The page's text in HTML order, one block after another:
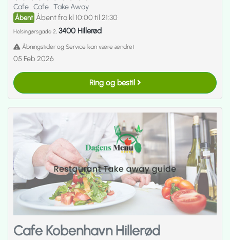
Cafe. Cafe. Take Away
Åbent Åbent fra kl 10:00 til 21:30
Helsingørsgade 2, 3400 Hillerød
Åbningstider og Service kan være ændret
05 Feb 2026
Ring og bestil
Cafe Kobenhavn Hillerød